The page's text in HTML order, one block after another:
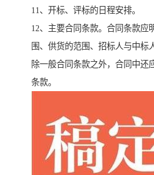
11、开标、评标的日程安排。
12、主要合同条款。合同条款应
围、供货的范围、招标人与中标
除一般合同条款之外，合同中还
条款。